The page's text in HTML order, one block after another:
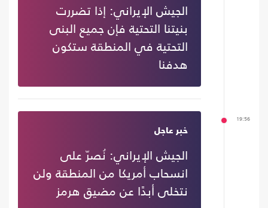
الجيش الإيراني: إذا تضررت
بنيتنا التحتية فإن جميع البنى
التحتية في المنطقة ستكون
هدفنا
19:56
خبر عاجل
الجيش الإيراني: نُصرّ على
انسحاب أمريكا من المنطقة ولن
نتخلى أبدًا عن مضيق هرمز